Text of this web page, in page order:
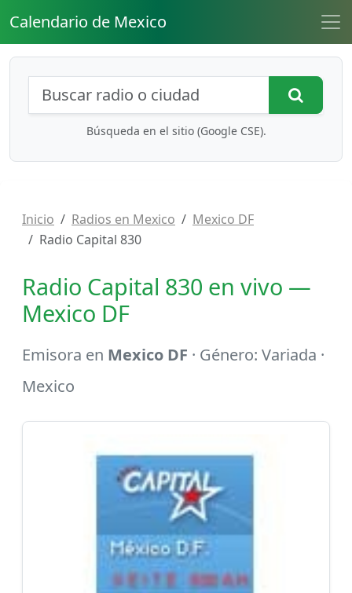
Calendario de Mexico
Búsqueda de radios y contenidos
Búsqueda en el sitio (Google CSE).
Inicio Radios en Mexico
Mexico DF
Radio Capital 830
Radio Capital 830 en vivo —
Mexico DF
Emisora en Mexico DF · Género: Variada ·
Mexico